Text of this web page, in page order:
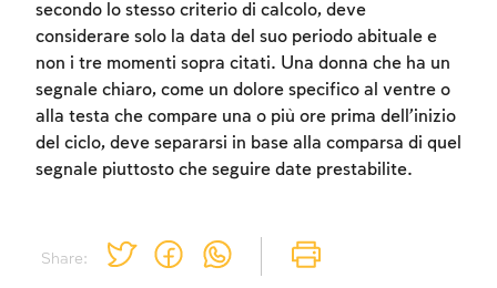
Share:
secondo lo stesso criterio di calcolo, deve
considerare solo la data del suo periodo abituale e
non i tre momenti sopra citati. Una donna che ha un
segnale chiaro, come un dolore specifico al ventre o
alla testa che compare una o più ore prima dell’inizio
del ciclo, deve separarsi in base alla comparsa di quel
segnale piuttosto che seguire date prestabilite.